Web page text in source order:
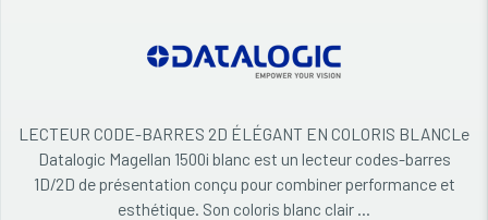
LECTEUR CODE-BARRES 2D ÉLÉGANT EN COLORIS BLANCLe
Datalogic Magellan 1500i blanc est un lecteur codes-barres
1D/2D de présentation conçu pour combiner performance et
esthétique. Son coloris blanc clair ...